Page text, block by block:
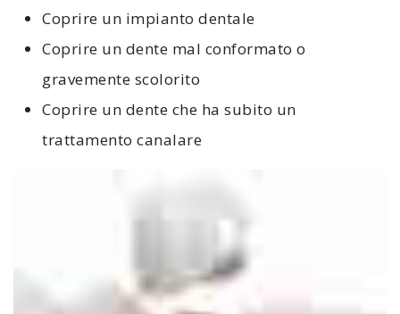
Coprire un impianto dentale
Coprire un dente mal conformato o
gravemente scolorito
Coprire un dente che ha subito un
trattamento canalare